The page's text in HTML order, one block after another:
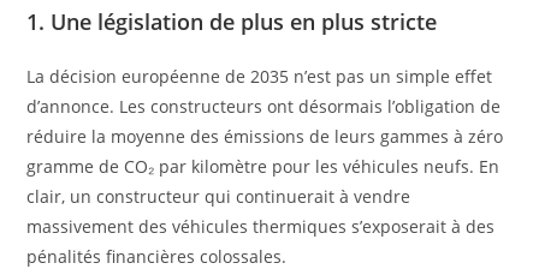
1. Une législation de plus en plus stricte
La décision européenne de 2035 n’est pas un simple effet
d’annonce. Les constructeurs ont désormais l’obligation de
réduire la moyenne des émissions de leurs gammes à zéro
gramme de CO₂ par kilomètre pour les véhicules neufs. En
clair, un constructeur qui continuerait à vendre
massivement des véhicules thermiques s’exposerait à des
pénalités financières colossales.